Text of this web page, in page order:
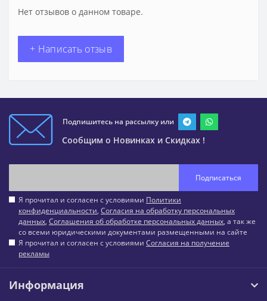
Нет отзывов о данном товаре.
+ Написать отзыв
Подпишитесь на рассылку или
Сообщим о Новинках и Скидках !
Подписаться
Я прочитал и согласен с условиями Политики
конфиденциальности, Согласия на обработку персональных
данных, Соглашения об обработке персональных данных, а так же
со всеми юридическими документами размещенными на сайте
Я прочитал и согласен с условиями Согласия на получение
рекламы
Информация